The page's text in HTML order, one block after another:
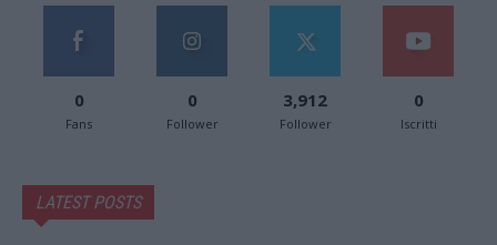
0
Fans
0
Follower
3,912
Follower
0
Iscritti
LATEST POSTS